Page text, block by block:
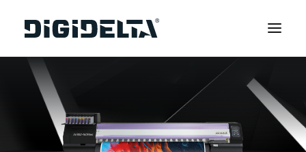
EQUIPAMENTOS
APLICAÇÕES
FINANCIAMENTO